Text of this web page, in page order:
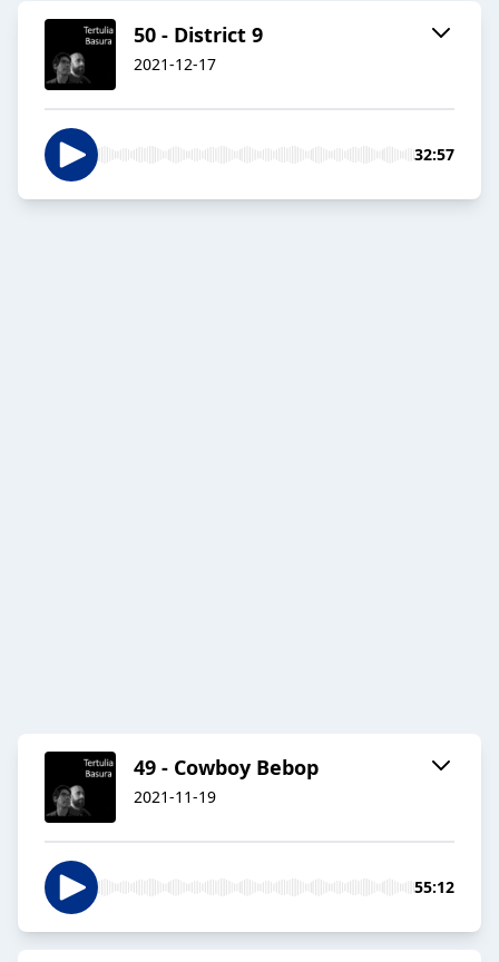
50 - District 9
2021-12-17
32:57
49 - Cowboy Bebop
2021-11-19
55:12